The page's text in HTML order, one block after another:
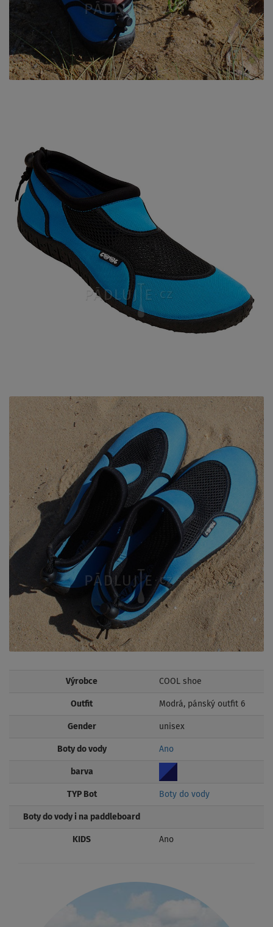
Výrobce COOL shoe
Outfit Modrá, pánský outfit 6
Gender unisex
Boty do vody Ano
barva
TYP Bot Boty do vody
Boty do vody i na paddleboard
KIDS Ano